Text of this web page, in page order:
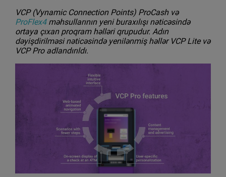
VCP (Vynamic Connection Points) ProCash və
ProFlex4məhsullarının yeni buraxılışı nəticəsində
ortaya çıxan proqram həlləri qrupudur. Adın
dəyişdirilməsi nəticəsində yenilənmiş həllər VCP Lite və
VCP Pro adlandırıldı.